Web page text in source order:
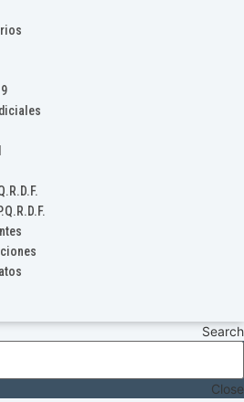
Search
Close